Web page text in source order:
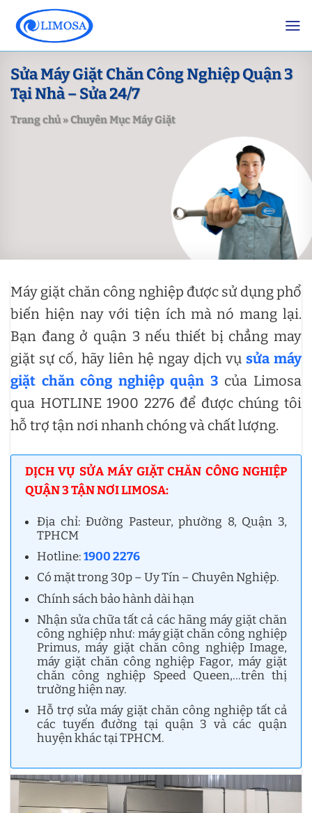
content
Sửa Máy Giặt Chăn Công Nghiệp Quận 3
Tại Nhà – Sửa 24/7
Trang chủ»Chuyên Mục Máy Giặt
Máy giặt chăn công nghiệp được sử dụng phổ
biến hiện nay với tiện ích mà nó mang lại.
Bạn đang ở quận 3 nếu thiết bị chẳng may
giặt sự cố, hãy liên hệ ngay dịch vụ sửa máy
giặt chăn công nghiệp quận 3 của Limosa
qua HOTLINE 1900 2276 để được chúng tôi
hỗ trợ tận nơi nhanh chóng và chất lượng.
DỊCH VỤ SỬA MÁY GIẶT CHĂN CÔNG NGHIỆP
QUẬN 3 TẬN NƠI LIMOSA:
Địa chỉ: Đường Pasteur, phường 8, Quận 3,
TPHCM
Hotline:1900 2276
Có mặt trong 30p – Uy Tín – Chuyên Nghiệp.
Chính sách bảo hành dài hạn
Nhận sửa chữa tất cả các hãng máy giặt chăn
công nghiệp như: máy giặt chăn công nghiệp
Primus, máy giặt chăn công nghiệp Image,
máy giặt chăn công nghiệp Fagor, máy giặt
chăn công nghiệp Speed Queen,…trên thị
trường hiện nay.
Hỗ trợ sửa máy giặt chăn công nghiệp tất cả
các tuyến đường tại quận 3 và các quận
huyện khác tại TPHCM.